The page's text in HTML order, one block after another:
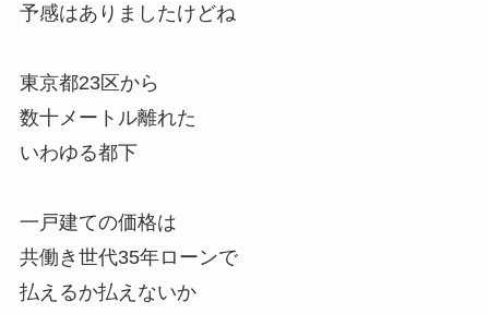
予感はありましたけどね
東京都23区から
数十メートル離れた
いわゆる都下
一戸建ての価格は
共働き世代35年ローンで
払えるか払えないか